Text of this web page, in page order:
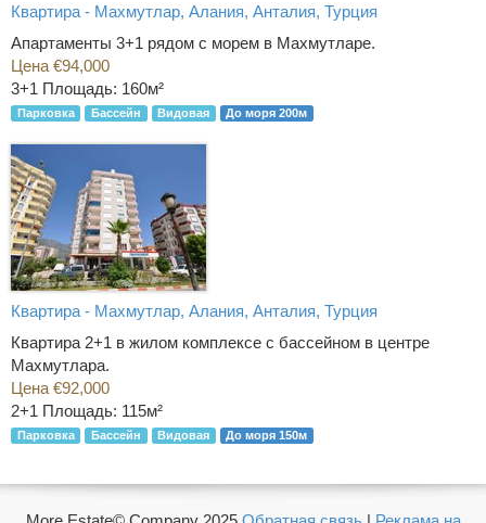
Квартира - Махмутлар, Алания, Анталия, Турция
Апартаменты 3+1 рядом с морем в Махмутларе.
Цена €94,000
3+1 Площадь: 160м²
Парковка Бассейн Видовая До моря 200м
Квартира - Махмутлар, Алания, Анталия, Турция
Квартира 2+1 в жилом комплексе с бассейном в центре
Махмутлара.
Цена €92,000
2+1 Площадь: 115м²
Парковка Бассейн Видовая До моря 150м